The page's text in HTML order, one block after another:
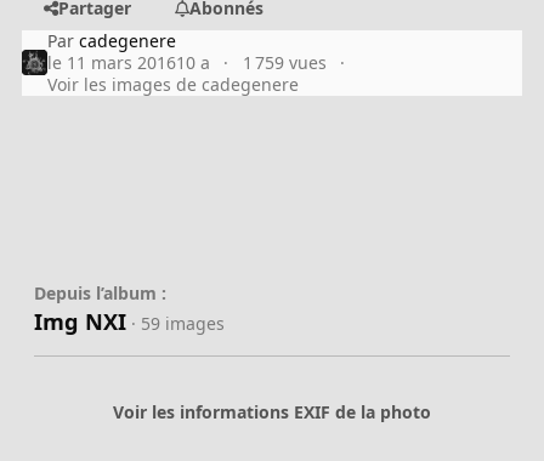
Partager
Abonnés
Parcadegenere
le 11 mars 201610 a
1 759 vues
Voir les images de cadegenere
Depuis l’album :
Img NXI · 59 images
Voir les informations EXIF de la photo